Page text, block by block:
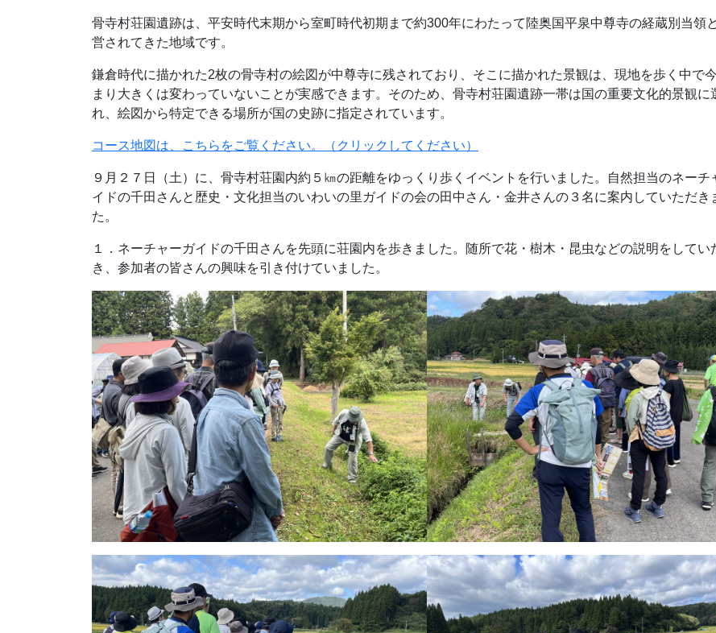
骨寺村荘園遺跡は、平安時代末期から室町時代初期まで約300年にわたって陸奥国平泉中尊寺の経蔵別当領
営されてきた地域です。
鎌倉時代に描かれた2枚の骨寺村の絵図が中尊寺に残されており、そこに描かれた景観は、現地を歩く中で
まり大きくは変わっていないことが実感できます。そのため、骨寺村荘園遺跡一帯は国の重要文化的景観に
れ、絵図から特定できる場所が国の史跡に指定されています。
コース地図は、こちらをご覧ください。（クリックしてください）
９月２７日（土）に、骨寺村荘園内約５㎞の距離をゆっくり歩くイベントを行いました。自然担当のネーチ
イドの千田さんと歴史・文化担当のいわいの里ガイドの会の田中さん・金井さんの３名に案内していただき
た。
１．ネーチャーガイドの千田さんを先頭に荘園内を歩きました。随所で花・樹木・昆虫などの説明をしてい
き、参加者の皆さんの興味を引き付けていました。